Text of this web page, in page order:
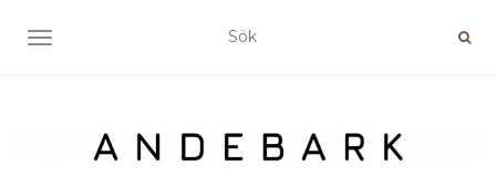
SLÅ PÅ/AV NAVIGERING